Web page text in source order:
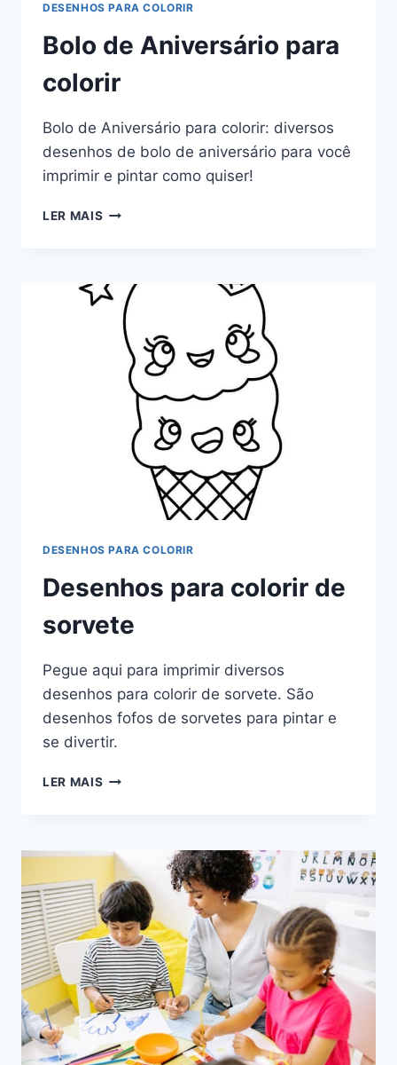
DESENHOS PARA COLORIR
Bolo de Aniversário para
colorir
Bolo de Aniversário para colorir: diversos
desenhos de bolo de aniversário para você
imprimir e pintar como quiser!
LER MAIS BOLO
COLORIR
DESENHOS PARA COLORIR
Desenhos para colorir de
sorvete
Pegue aqui para imprimir diversos
desenhos para colorir de sorvete. São
desenhos fofos de sorvetes para pintar e
se divertir.
LER MAIS DESENHOS
SORVETE